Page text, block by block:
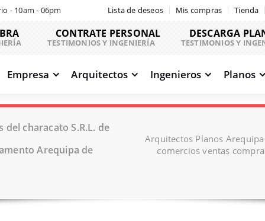
- 10am - 06pm Lista de deseos Mis compras Tienda
CONTRATE PERSONAL
TESTIMONIOS Y INGENIERÍA
DESCARGA
TESTIMONIOS Y
Empresa Arquitectos Ingenieros Planos
characato S.R.L. de
Arequipa de
Arquitectos Planos
comercios ventas